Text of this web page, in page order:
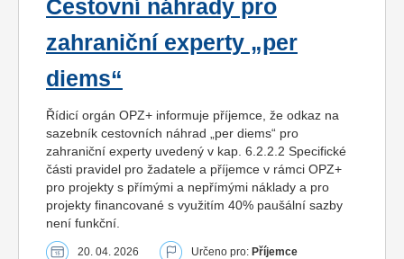
Cestovní náhrady pro
zahraniční experty „per
diems“
Řídicí orgán OPZ+ informuje příjemce, že odkaz na
sazebník cestovních náhrad „per diems“ pro
zahraniční experty uvedený v kap. 6.2.2.2 Specifické
části pravidel pro žadatele a příjemce v rámci OPZ+
pro projekty s přímými a nepřímými náklady a pro
projekty financované s využitím 40% paušální sazby
není funkční.
20. 04. 2026 Určeno pro: Příjemce